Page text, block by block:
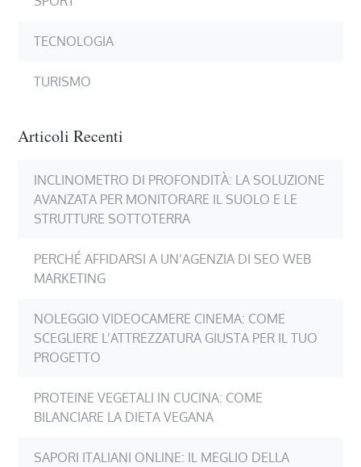
TECNOLOGIA
TURISMO
Articoli Recenti
INCLINOMETRO DI PROFONDITÀ: LA SOLUZIONE
AVANZATA PER MONITORARE IL SUOLO E LE
STRUTTURE SOTTOTERRA
PERCHÉ AFFIDARSI A UN’AGENZIA DI SEO WEB
MARKETING
NOLEGGIO VIDEOCAMERE CINEMA: COME
SCEGLIERE L’ATTREZZATURA GIUSTA PER IL TUO
PROGETTO
PROTEINE VEGETALI IN CUCINA: COME
BILANCIARE LA DIETA VEGANA
SAPORI ITALIANI ONLINE: IL MEGLIO DELLA